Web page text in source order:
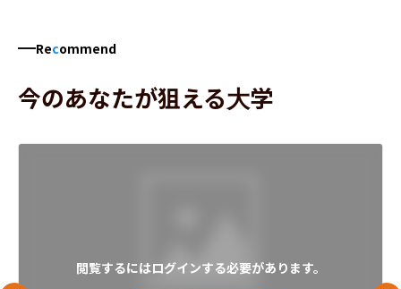
Recommend
今のあなたが狙える大学
閲覧するにはログインする必要があります。